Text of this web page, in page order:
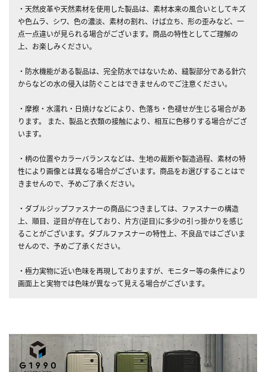
・天然皮革や天然素材を使用した製品は、素材本来の風合いとしてキズ
や色ムラ、シワ、色の濃淡、素材の割れ、けば立ち、形の歪みなど、一
点一点違いが見られる場合がございます。商品の特性としてご理解の
上、お楽しみください。
・防水機能がある製品は、完全防水ではないため、縫製部分である針穴
からなどの水の侵入は防ぐことはできませんのでご注意ください。
・摩擦・水濡れ・日焼けなどにより、色落ち・色褪せが生じる場合があ
ります。 また、製品と衣類の接触により、相互に色移りする場合がござ
います。
・柄の位置やカラーバランスなどは、生地の裁断や製造過程、素材の特
性により画像とは異なる場合がございます。商品をお選びすることはで
きませんので、予めご了承ください。
・ダブルジップファスナーの商品につきましては、ファスナーの構造
上、順目、逆目が存在しており、片方(逆目)に多少の引っ掛かりを感じ
ることがございます。ダブルファスナーの特性上、不良品ではございま
せんので、予めご了承ください。
・極力実物に近い色味を再現しておりますが、モニター等の条件により
画面上と実物では色味が異なって見える場合がございます。